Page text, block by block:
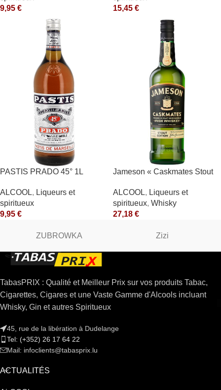
9,95 €
15,45 €
PASTIS PRADO 45° 1L
ALCOOL, Liqueurs et
spiritueux
9,95 €
Jameson « Caskmates Stout
ALCOOL, Liqueurs et
spiritueux, Whisky
27,18 €
ZUBROWKA Zizi
TabasPRIX : Qualité et Meilleur Prix sur vos produits Tabac,
Cigarettes, Cigares et une Vaste Gamme d'Alcools incluant
Whisky, Gin et autres Spiritueux
45, rue de la libération à Dudelange
Tel: (+352) 26 17 64 22
Mail: infoclients@tabasprix.lu
ACTUALITÉS